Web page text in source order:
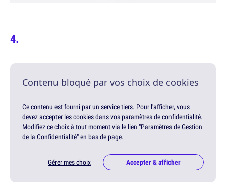
Contenu bloqué par vos choix de cookies
Ce contenu est fourni par un service tiers. Pour l'afficher, vous
devez accepter les cookies dans vos paramètres de confidentialité.
Modifiez ce choix à tout moment via le lien "Paramètres de Gestion
de la Confidentialité" en bas de page.
Gérer mes choix Accepter & afficher